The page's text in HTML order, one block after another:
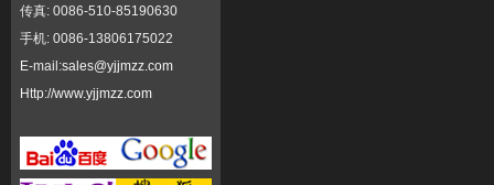
传真: 0086-510-85190630
手机: 0086-13806175022
E-mail:sales@yjjmzz.com
Http://www.yjjmzz.com